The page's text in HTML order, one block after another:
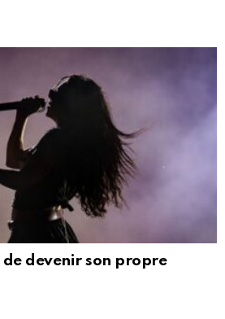
de devenir son propre